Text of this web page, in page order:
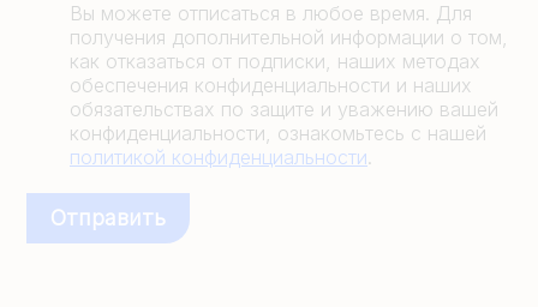
Вы можете отписаться в любое время. Для
получения дополнительной информации о том,
как отказаться от подписки, наших методах
обеспечения конфиденциальности и наших
обязательствах по защите и уважению вашей
конфиденциальности, ознакомьтесь с нашей
политикой конфиденциальности.